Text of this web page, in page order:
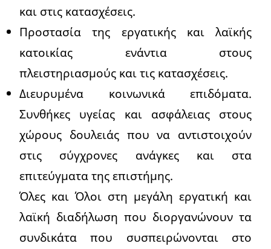
και στις κατασχέσεις.
Προστασία της εργατικής και λαϊκής
κατοικίας ενάντια στους
πλειστηριασμούς και τις κατασχέσεις.
Διευρυμένα κοινωνικά επιδόματα.
Συνθήκες υγείας και ασφάλειας στους
χώρους δουλειάς που να αντιστοιχούν
στις σύγχρονες ανάγκες και στα
επιτεύγματα της επιστήμης.
Όλες και Όλοι στη μεγάλη εργατική και
λαϊκή διαδήλωση που διοργανώνουν τα
συνδικάτα που συσπειρώνονται στο